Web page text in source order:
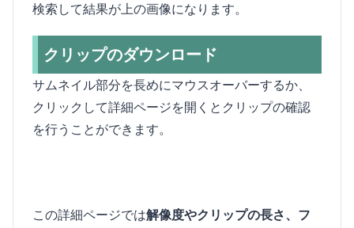
検索して結果が上の画像になります。
クリップのダウンロード
サムネイル部分を長めにマウスオーバーするか、
クリックして詳細ページを開くとクリップの確認
を行うことができます。
この詳細ページでは解像度やクリップの長さ、フ